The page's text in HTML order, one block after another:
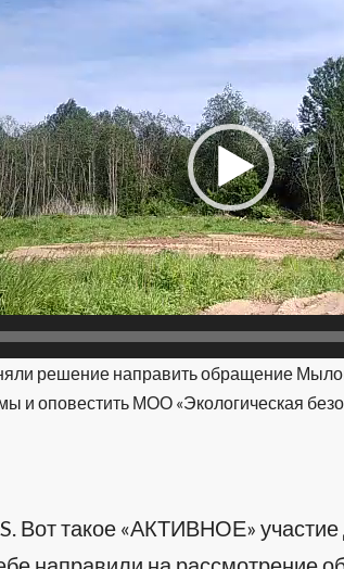
решение направить обращение
и оповестить МОО «Экологическая
Вот такое «АКТИВНОЕ»